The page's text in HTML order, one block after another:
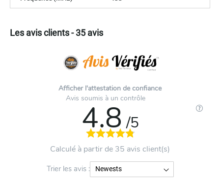
Les avis clients - 35 avis
Afficher l'attestation de confiance
Avis soumis à un contrôle
4.8 /5
Calculé à partir de 35 avis client(s)
Trier les avis :